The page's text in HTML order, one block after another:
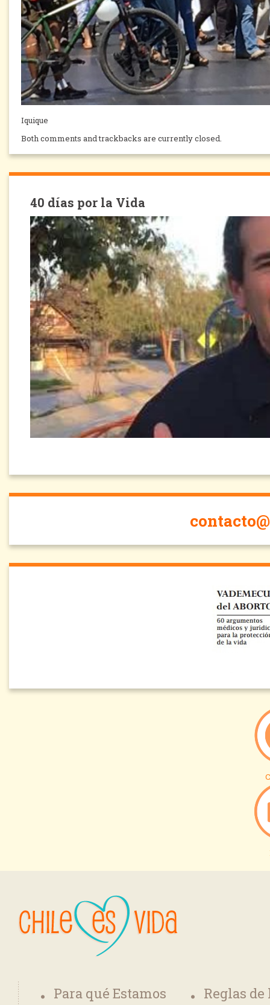
Iquique
Both comments and trackbacks are currently closed.
40 días por la Vida
Para qué Estamos Reglas